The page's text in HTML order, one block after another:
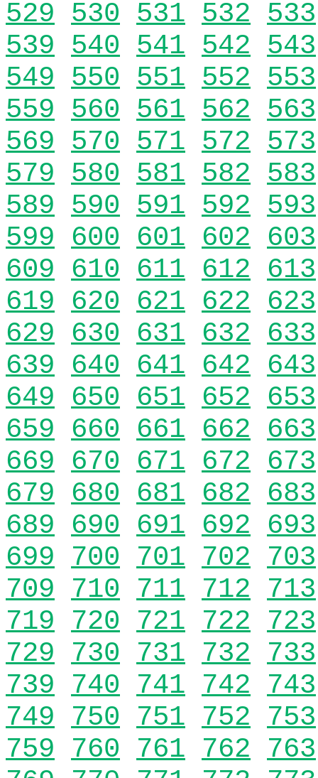
529 530 531 532 533
539 540 541 542 543
549 550 551 552 553
559 560 561 562 563
569 570 571 572 573
579 580 581 582 583
589 590 591 592 593
599 600 601 602 603
609 610 611 612 613
619 620 621 622 623
629 630 631 632 633
639 640 641 642 643
649 650 651 652 653
659 660 661 662 663
669 670 671 672 673
679 680 681 682 683
689 690 691 692 693
699 700 701 702 703
709 710 711 712 713
719 720 721 722 723
729 730 731 732 733
739 740 741 742 743
749 750 751 752 753
759 760 761 762 763